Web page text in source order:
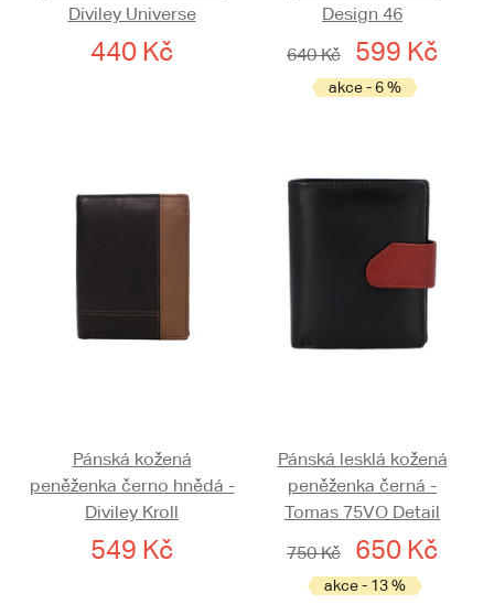
Diviley Universe
440 Kč
Design 46
640 Kč
599 Kč
akce - 6 %
Pánská kožená
peněženka černo hnědá -
Diviley Kroll
549 Kč
Pánská lesklá kožená
peněženka černá -
Tomas 75VO Detail
750 Kč
650 Kč
akce - 13 %